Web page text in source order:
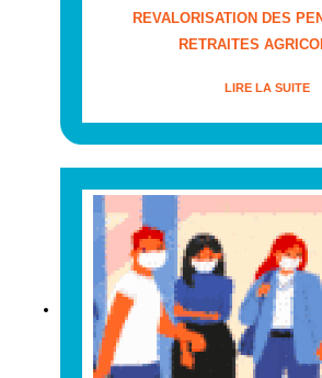
REVALORISATION DES
RETRAITES
LIRE LA SUITE